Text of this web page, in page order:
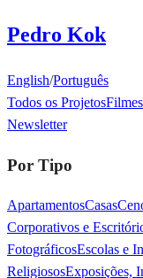
Pedro Kok
English/Português
Todos os Projetos
Newsletter
Por Tipo
ApartamentosCasas
Corporativos e
FotográficosEscolas e
ReligiososExposições,